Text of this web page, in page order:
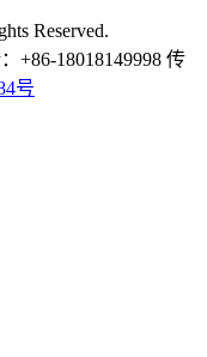
Reserved.
+86-18018149998 传
号